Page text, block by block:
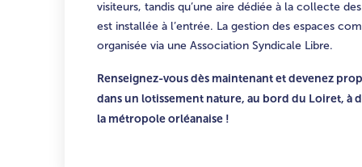
visiteurs, tandis qu’une aire dédiée à la collecte
est installée à l’entrée. La gestion des espaces
organisée via une Association Syndicale Libre.
Renseignez-vous dès maintenant et devenez
dans un lotissement nature, au bord du Loiret, à
la métropole orléanaise !